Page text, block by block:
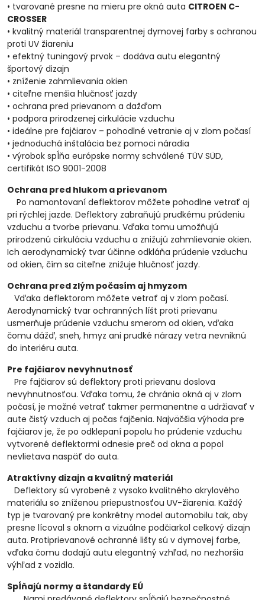
• tvarované presne na mieru pre okná auta CITROEN C-
CROSSER
• kvalitný materiál transparentnej dymovej farby s ochranou
proti UV žiareniu
• efektný tuningový prvok – dodáva autu elegantný
športový dizajn
• zníženie zahmlievania okien
• citeľne menšia hlučnosť jazdy
• ochrana pred prievanom a dažďom
• podpora prirodzenej cirkulácie vzduchu
• ideálne pre fajčiarov – pohodlné vetranie aj v zlom počasí
• jednoduchá inštalácia bez pomoci náradia
• výrobok spĺňa európske normy schválené TÜV SÜD,
certifikát ISO 9001-2008
Ochrana pred hlukom a prievanom
Po namontovaní deflektorov môžete pohodlne vetrať aj
pri rýchlej jazde. Deflektory zabraňujú prudkému prúdeniu
vzduchu a tvorbe prievanu. Vďaka tomu umožňujú
prirodzenú cirkuláciu vzduchu a znižujú zahmlievanie okien.
Ich aerodynamický tvar účinne odkláňa prúdenie vzduchu
od okien, čím sa citeľne znižuje hlučnosť jazdy.
Ochrana pred zlým počasím aj hmyzom
Vďaka deflektorom môžete vetrať aj v zlom počasí.
Aerodynamický tvar ochranných líšt proti prievanu
usmerňuje prúdenie vzduchu smerom od okien, vďaka
čomu dážď, sneh, hmyz ani prudké nárazy vetra nevniknú
do interiéru auta.
Pre fajčiarov nevyhnutnosť
Pre fajčiarov sú deflektory proti prievanu doslova
nevyhnutnosťou. Vďaka tomu, že chránia okná aj v zlom
počasí, je možné vetrať takmer permanentne a udržiavať v
aute čistý vzduch aj počas fajčenia. Najväčšia výhoda pre
fajčiarov je, že po odklepaní popolu ho prúdenie vzduchu
vytvorené deflektormi odnesie preč od okna a popol
nevlietava naspäť do auta.
Atraktívny dizajn a kvalitný materiál
Deflektory sú vyrobené z vysoko kvalitného akrylového
materiálu so zníženou priepustnosťou UV-žiarenia. Každý
typ je tvarovaný pre konkrétny model automobilu tak, aby
presne lícoval s oknom a vizuálne podčiarkol celkový dizajn
auta. Protiprievanové ochranné lišty sú v dymovej farbe,
vďaka čomu dodajú autu elegantný vzhľad, no nezhoršia
výhľad z vozidla.
Spĺňajú normy a štandardy EÚ